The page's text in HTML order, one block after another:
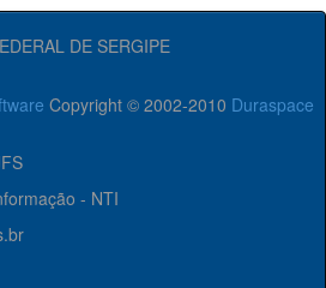
DE SERGIPE
Copyright © 2002-2010 Duraspace
- NTI